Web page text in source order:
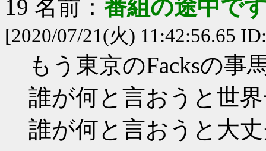
19 名前： 番組の途中で
[2020/07/21(火) 11:42:56.65
もう東京のFacksの事
誰が何と言おうと世
誰が何と言おうと大